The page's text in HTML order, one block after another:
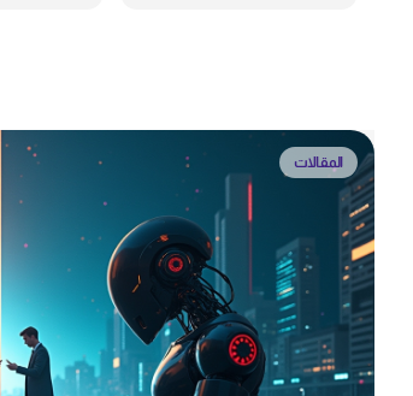
المقالات